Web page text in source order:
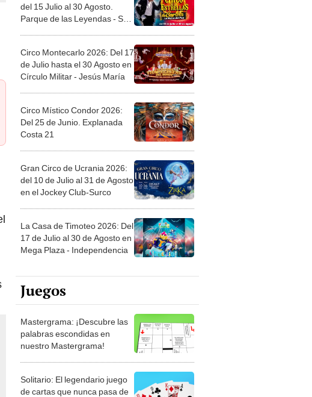
Parque de las Leyendas - San
Miguel
de Julio hasta el 30 Agosto en
Círculo Militar - Jesús María
Del 25 de Junio. Explanada
Costa 21
del 10 de Julio al 31 de Agosto
en el Jockey Club-Surco
17 de Julio al 30 de Agosto en
Mega Plaza - Independencia
Juegos
palabras escondidas en
nuestro Mastergrama!
de cartas que nunca pasa de
moda. Organiza el mazo y